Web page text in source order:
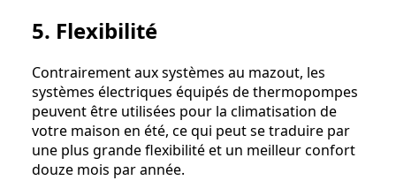
5. Flexibilité
Contrairement aux systèmes au mazout, les
systèmes électriques équipés de thermopompes
peuvent être utilisées pour la climatisation de
votre maison en été, ce qui peut se traduire par
une plus grande flexibilité et un meilleur confort
douze mois par année.